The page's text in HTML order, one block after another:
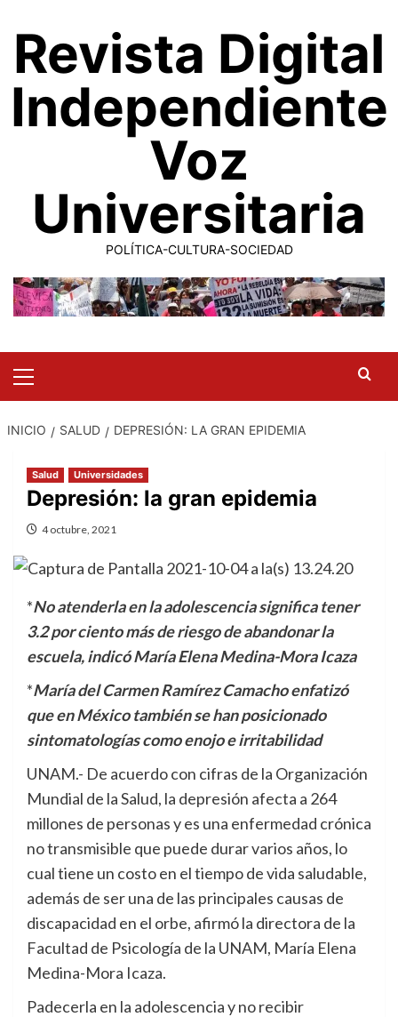
contenido
Revista Digital
Independiente
Voz
Universitaria
POLÍTICA-CULTURA-SOCIEDAD
Menu
INICIO SALUD DEPRESIÓN: LA GRAN EPIDEMIA
Salud Universidades
Depresión: la gran epidemia
4 octubre, 2021
*No atenderla en la adolescencia significa tener
3.2 por ciento más de riesgo de abandonar la
escuela, indicó María Elena Medina-Mora Icaza
*María del Carmen Ramírez Camacho enfatizó
que en México también se han posicionado
sintomatologías como enojo e irritabilidad
UNAM.- De acuerdo con cifras de la Organización
Mundial de la Salud, la depresión afecta a 264
millones de personas y es una enfermedad crónica
no transmisible que puede durar varios años, lo
cual tiene un costo en el tiempo de vida saludable,
además de ser una de las principales causas de
discapacidad en el orbe, afirmó la directora de la
Facultad de Psicología de la UNAM, María Elena
Medina-Mora Icaza.
Padecerla en la adolescencia y no recibir